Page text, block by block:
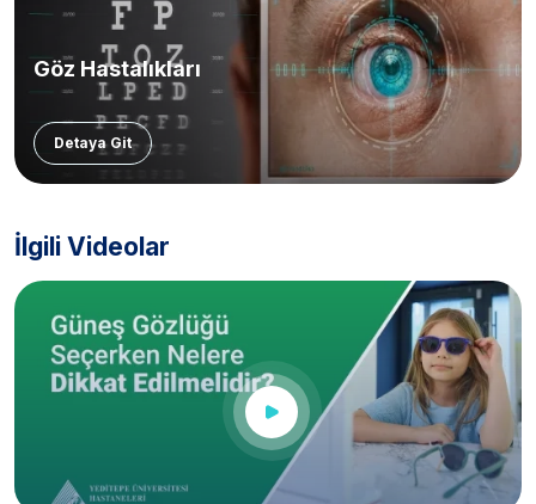
Göz Hastalıkları
Detaya Git
İlgili Videolar